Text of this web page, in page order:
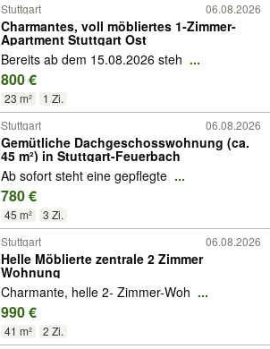
Stuttgart 06.08.2026
Charmantes, voll möbliertes 1-Zimmer-
Apartment Stuttgart Ost
Bereits ab dem 15.08.2026 steh ...
800 €
23 m² 1 Zi.
Stuttgart 06.08.2026
Gemütliche Dachgeschosswohnung (ca.
45 m²) in Stuttgart-Feuerbach
Ab sofort steht eine gepflegte ...
780 €
45 m² 3 Zi.
Stuttgart 06.08.2026
Helle Möblierte zentrale 2 Zimmer
Wohnung
Charmante, helle 2- Zimmer-Woh ...
990 €
41 m² 2 Zi.